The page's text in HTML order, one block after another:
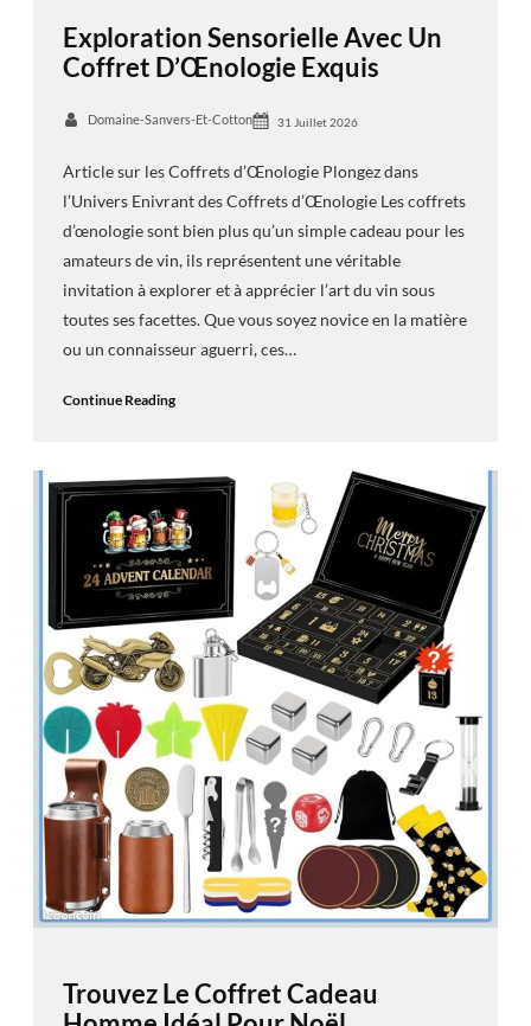
Exploration Sensorielle Avec Un
Coffret D’Œnologie Exquis
Domaine-Sanvers-Et-Cotton 31 Juillet 2026
Article sur les Coffrets d’Œnologie Plongez dans
l’Univers Enivrant des Coffrets d’Œnologie Les coffrets
d’œnologie sont bien plus qu’un simple cadeau pour les
amateurs de vin, ils représentent une véritable
invitation à explorer et à apprécier l’art du vin sous
toutes ses facettes. Que vous soyez novice en la matière
ou un connaisseur aguerri, ces…
Continue Reading
Trouvez Le Coffret Cadeau